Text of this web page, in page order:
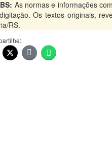
As normas e informações
Os textos originais,
RS.